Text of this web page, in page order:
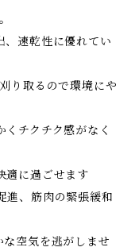
、速乾性に優れてい
り取るので環境にや
チクチク感がなく
適に過ごせます
進、筋肉の緊張緩和
な空気を逃がしませ